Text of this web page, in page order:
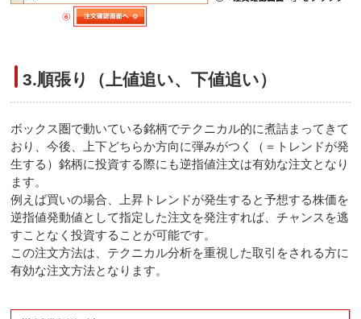
3.順張り（上値追い、下値追い）
ボックス圏で動いている銘柄でテクニカル的に煮詰まってきて
おり、今後、上下どちらか方向に弾みがつく（＝トレンドが発
生する）銘柄に投資する際にも逆指値注文は有効な注文となり
ます。
例えば買いの場合、上昇トレンドが発生すると予想する株価を
逆指値発動値として指定した注文を発注すれば、チャンスを逃
すことなく投資することが可能です。
この注文方法は、テクニカル分析を重視した取引をされる方に
有効な注文方法となります。